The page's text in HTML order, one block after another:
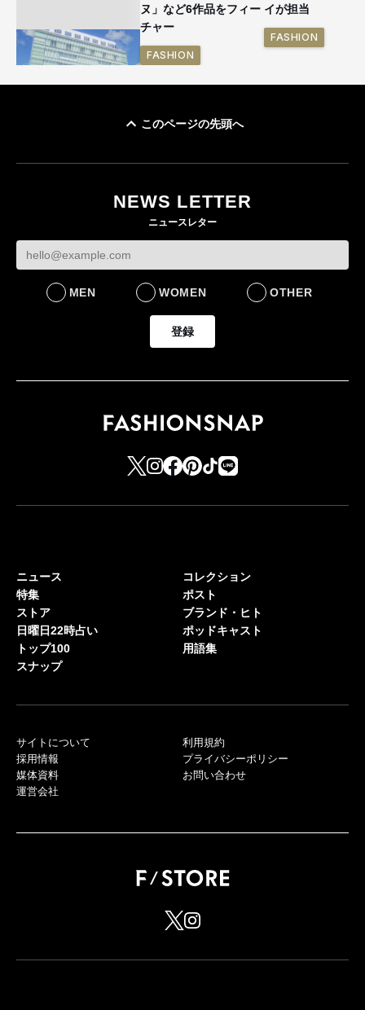
ヌ」など6作品をフィー
チャー
FASHION
イが担当
FASHION
このページの先頭へ
NEWS LETTER
ニュースレター
MEN WOMEN OTHER
登録
ニュース
特集
ストア
日曜日22時占い
トップ100
スナップ
コレクション
ポスト
ブランド・ヒト
ポッドキャスト
用語集
サイトについて
採用情報
媒体資料
運営会社
利用規約
プライバシーポリシー
お問い合わせ